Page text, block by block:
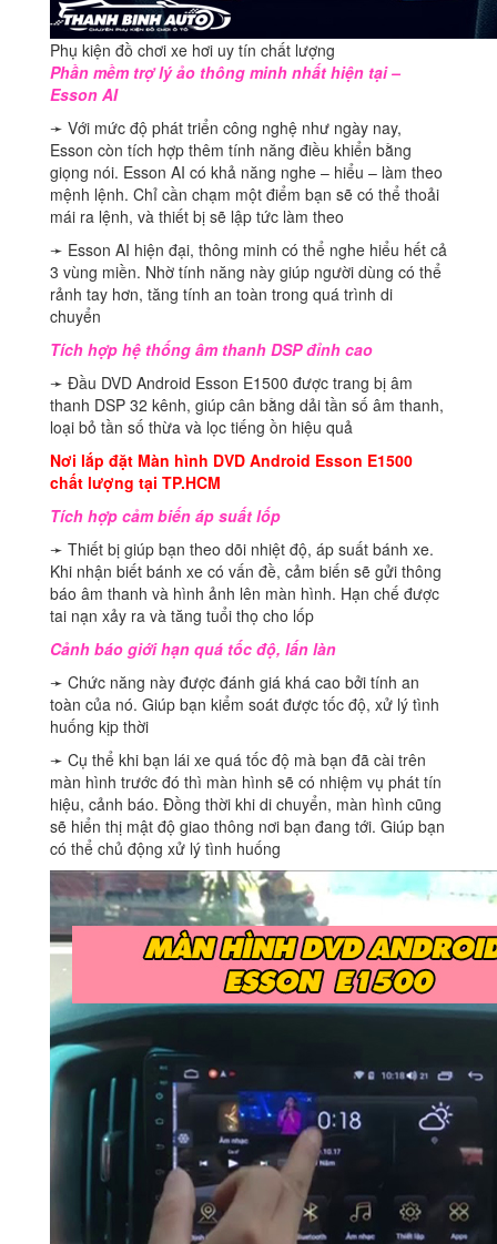
Phụ kiện đồ chơi xe hơi uy tín chất lượng
Phần mềm trợ lý ảo thông minh nhất hiện tại –
Esson AI
➛ Với mức độ phát triển công nghệ như ngày nay,
Esson còn tích hợp thêm tính năng điều khiển bằng
giọng nói. Esson AI có khả năng nghe – hiểu – làm theo
mệnh lệnh. Chỉ cần chạm một điểm bạn sẽ có thể thoải
mái ra lệnh, và thiết bị sẽ lập tức làm theo
➛ Esson AI hiện đại, thông minh có thể nghe hiểu hết cả
3 vùng miền. Nhờ tính năng này giúp người dùng có thể
rảnh tay hơn, tăng tính an toàn trong quá trình di
chuyển
Tích hợp hệ thống âm thanh DSP đỉnh cao
➛ Đầu DVD Android Esson E1500 được trang bị âm
thanh DSP 32 kênh, giúp cân bằng dải tần số âm thanh,
loại bỏ tần số thừa và lọc tiếng ồn hiệu quả
Nơi lắp đặt Màn hình DVD Android Esson E1500
chất lượng tại TP.HCM
Tích hợp cảm biến áp suất lốp
➛ Thiết bị giúp bạn theo dõi nhiệt độ, áp suất bánh xe.
Khi nhận biết bánh xe có vấn đề, cảm biến sẽ gửi thông
báo âm thanh và hình ảnh lên màn hình. Hạn chế được
tai nạn xảy ra và tăng tuổi thọ cho lốp
Cảnh báo giới hạn quá tốc độ, lấn làn
➛ Chức năng này được đánh giá khá cao bởi tính an
toàn của nó. Giúp bạn kiểm soát được tốc độ, xử lý tình
huống kịp thời
➛ Cụ thể khi bạn lái xe quá tốc độ mà bạn đã cài trên
màn hình trước đó thì màn hình sẽ có nhiệm vụ phát tín
hiệu, cảnh báo. Đồng thời khi di chuyển, màn hình cũng
sẽ hiển thị mật độ giao thông nơi bạn đang tới. Giúp bạn
có thể chủ động xử lý tình huống